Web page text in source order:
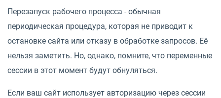
Перезапуск рабочего процесса - обычная
периодическая процедура, которая не приводит к
остановке сайта или отказу в обработке запросов. Её
нельзя заметить. Но, однако, помните, что переменные
сессии в этот момент будут обнуляться.
Если ваш сайт использует авторизацию через сессии